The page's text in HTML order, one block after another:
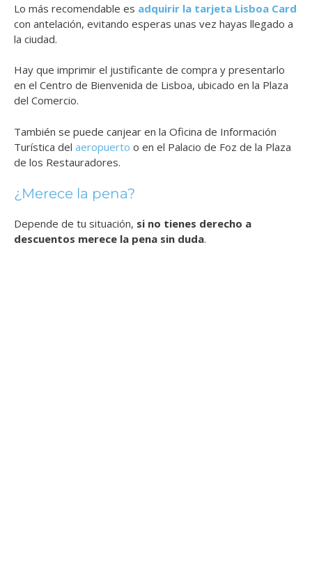
Lo más recomendable es adquirir la tarjeta Lisboa Card
con antelación, evitando esperas unas vez hayas llegado a
la ciudad.
Hay que imprimir el justificante de compra y presentarlo
en el Centro de Bienvenida de Lisboa, ubicado en la Plaza
del Comercio.
También se puede canjear en la Oficina de Información
Turística del aeropuerto o en el Palacio de Foz de la Plaza
de los Restauradores.
¿Merece la pena?
Depende de tu situación, si no tienes derecho a
descuentos merece la pena sin duda.